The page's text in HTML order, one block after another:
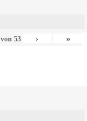
von 53 › »